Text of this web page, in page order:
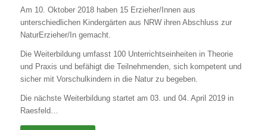
Am 10. Oktober 2018 haben 15 Erzieher/Innen aus
unterschiedlichen Kindergärten aus NRW ihren Abschluss zur
NaturErzieher/In gemacht.
Die Weiterbildung umfasst 100 Unterrichtseinheiten in Theorie
und Praxis und befähigt die Teilnehmenden, sich kompetent und
sicher mit Vorschulkindern in die Natur zu begeben.
Die nächste Weiterbildung startet am 03. und 04. April 2019 in
Raesfeld…